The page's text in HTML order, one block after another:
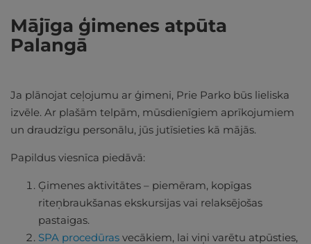
Mājīga ģimenes atpūta
Palangā
Ja plānojat ceļojumu ar ģimeni, Prie Parko būs lieliska
izvēle. Ar plašām telpām, mūsdienīgiem aprīkojumiem
un draudzīgu personālu, jūs jutīsieties kā mājās.
Papildus viesnīca piedāvā:
Ģimenes aktivitātes – piemēram, kopīgas
riteņbraukšanas ekskursijas vai relaksējošas
pastaigas.
SPA procedūras vecākiem, lai viņi varētu atpūsties,